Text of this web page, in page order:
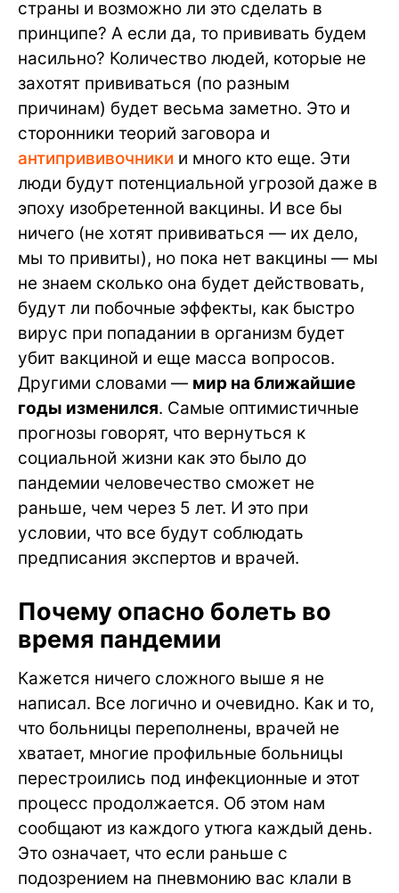
страны и возможно ли это сделать в
принципе? А если да, то прививать будем
насильно? Количество людей, которые не
захотят прививаться (по разным
причинам) будет весьма заметно. Это и
сторонники теорий заговора и
антипрививочники и много кто еще. Эти
люди будут потенциальной угрозой даже в
эпоху изобретенной вакцины. И все бы
ничего (не хотят прививаться — их дело,
мы то привиты), но пока нет вакцины — мы
не знаем сколько она будет действовать,
будут ли побочные эффекты, как быстро
вирус при попадании в организм будет
убит вакциной и еще масса вопросов.
Другими словами — мир на ближайшие
годы изменился. Самые оптимистичные
прогнозы говорят, что вернуться к
социальной жизни как это было до
пандемии человечество сможет не
раньше, чем через 5 лет. И это при
условии, что все будут соблюдать
предписания экспертов и врачей.
Почему опасно болеть во
время пандемии
Кажется ничего сложного выше я не
написал. Все логично и очевидно. Как и то,
что больницы переполнены, врачей не
хватает, многие профильные больницы
перестроились под инфекционные и этот
процесс продолжается. Об этом нам
сообщают из каждого утюга каждый день.
Это означает, что если раньше с
подозрением на пневмонию вас клали в